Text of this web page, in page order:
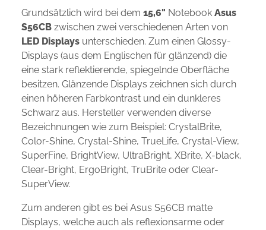
Grundsätzlich wird bei dem 15,6" Notebook Asus
S56CB zwischen zwei verschiedenen Arten von
LED Displays unterschieden. Zum einen Glossy-
Displays (aus dem Englischen für glänzend) die
eine stark reflektierende, spiegelnde Oberfläche
besitzen. Glänzende Displays zeichnen sich durch
einen höheren Farbkontrast und ein dunkleres
Schwarz aus. Hersteller verwenden diverse
Bezeichnungen wie zum Beispiel: CrystalBrite,
Color-Shine, Crystal-Shine, TrueLife, Crystal-View,
SuperFine, BrightView, UltraBright, XBrite, X-black,
Clear-Bright, ErgoBright, TruBrite oder Clear-
SuperView.
Zum anderen gibt es bei Asus S56CB matte
Displays, welche auch als reflexionsarme oder